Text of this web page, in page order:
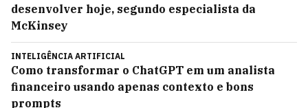
desenvolver hoje, segundo especialista da
McKinsey
INTELIGÊNCIA ARTIFICIAL
Como transformar o ChatGPT em um analista
financeiro usando apenas contexto e bons
prompts